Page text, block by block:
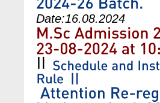
Date:16.08.2024